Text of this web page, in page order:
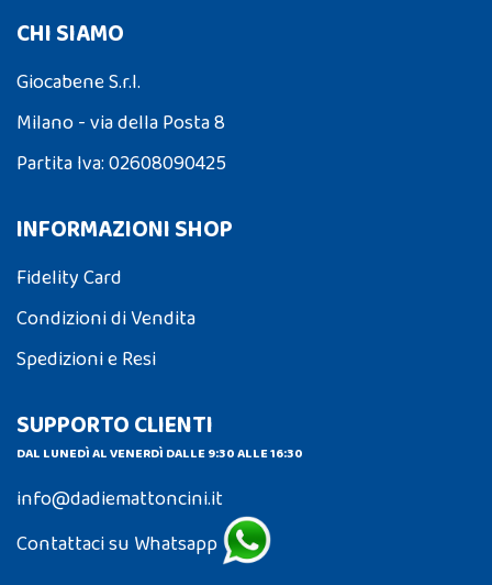
CHI SIAMO
Giocabene S.r.l.
Milano - via della Posta 8
Partita Iva: 02608090425
INFORMAZIONI SHOP
Fidelity Card
Condizioni di Vendita
Spedizioni e Resi
SUPPORTO CLIENTI
DAL LUNEDÌ AL VENERDÌ DALLE 9:30 ALLE 16:30
info@dadiemattoncini.it
Contattaci su Whatsapp